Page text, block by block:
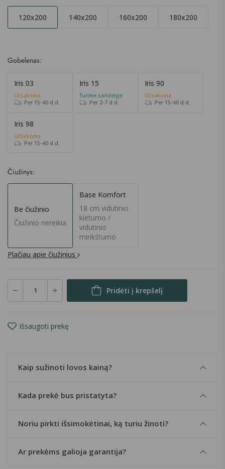
120x200 140x200 160x200 180x200
Gobelenas:
Iris 03
Užsakoma
Per 15-40 d.d.
Iris 15
Turime sandelyje
Per 2-7 d.d.
Iris 90
Užsakoma
Per 15-40 d.d.
Iris 98
Užsakoma
Per 15-40 d.d.
Čiužinys:
Be čiužinio
Čiužinio nereikia
Base Komfort
18 cm vidutinio
kietumo /
vidutinio
minkštumo
Plačiau apie čiužinius
Pridėti į krepšelį
Išsaugoti prekę
Kaip sužinoti lovos kainą?
Kada prekė bus pristatyta?
Noriu pirkti išsimokėtinai, ką turiu žinoti?
Ar prekėms galioja garantija?